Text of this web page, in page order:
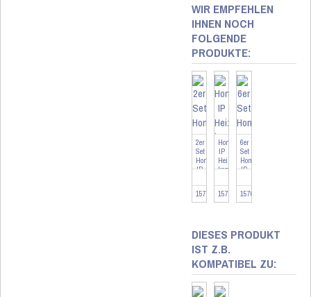
WIR EMPFEHLEN
IHNEN NOCH
FOLGENDE
PRODUKTE:
2er
Set
Homematic
IP
...
157681-2
Homematic
IP
Heizkörperthermostat
kompakt
157681
6er
Set
Homematic
IP
...
157681-6
DIESES PRODUKT
IST Z.B.
KOMPATIBEL ZU: